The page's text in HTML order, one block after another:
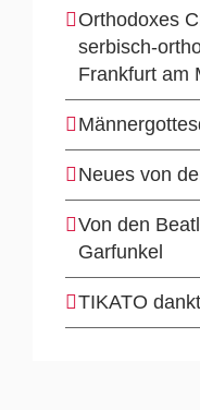
Orthodoxes
serbisch-
Frankfurt am
Neues von
Von den
Garfunkel
TIKATO